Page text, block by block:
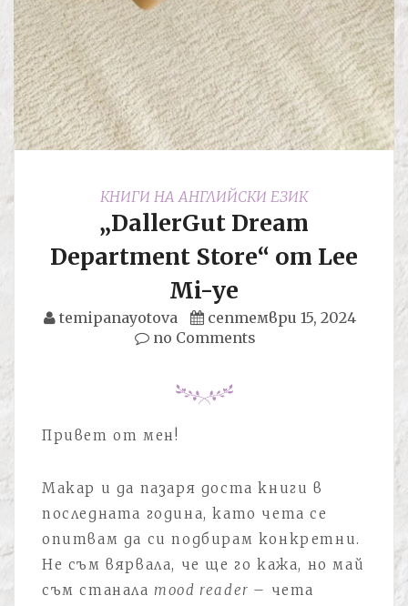
КНИГИ НА АНГЛИЙСКИ ЕЗИК
„DallerGut Dream
Department Store“ от Lee
Mi-ye
temipanayotova
септември 15, 2024
no Comments
Привет от мен!
Макар и да пазаря доста книги в
последната година, като чета се
опитвам да си подбирам конкретни.
Не съм вярвала, че ще го кажа, но май
съм станала mood reader – чета